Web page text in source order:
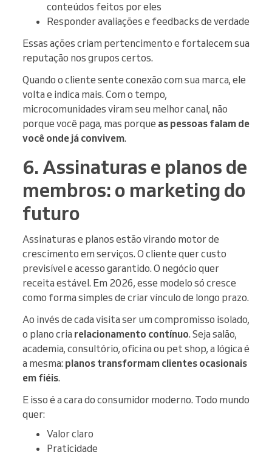
conteúdos feitos por eles
Responder avaliações e feedbacks de verdade
Essas ações criam pertencimento e fortalecem sua
reputação nos grupos certos.
Quando o cliente sente conexão com sua marca, ele
volta e indica mais. Com o tempo,
microcomunidades viram seu melhor canal, não
porque você paga, mas porque as pessoas falam de
você onde já convivem.
6. Assinaturas e planos de
membros: o marketing do
futuro
Assinaturas e planos estão virando motor de
crescimento em serviços. O cliente quer custo
previsível e acesso garantido. O negócio quer
receita estável. Em 2026, esse modelo só cresce
como forma simples de criar vínculo de longo prazo.
Ao invés de cada visita ser um compromisso isolado,
o plano cria relacionamento contínuo. Seja salão,
academia, consultório, oficina ou pet shop, a lógica é
a mesma: planos transformam clientes ocasionais
em fiéis.
E isso é a cara do consumidor moderno. Todo mundo
quer:
Valor claro
Praticidade